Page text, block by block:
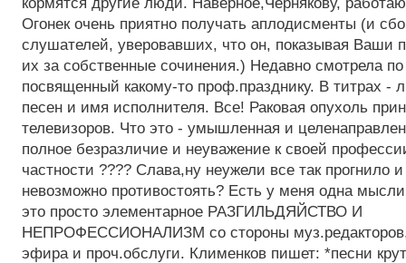
Огонек очень приятно получать аплодисменты (и
слушателей, уверовавших, что он, показывая Ваши
их за собственные сочинения.) Недавно смотрела по
посвященный какому-то проф.празднику. В титрах -
песен и имя исполнителя. Все! Раковая опухоль
телевизоров. Что это - умышленная и
полное безразличие и неуважение к своей
частности ???? Слава,ну неужели все так прогнило
невозможно противостоять? Есть у меня одна
это просто элементарное РАЗГИЛЬДЯЙСТВО И
НЕПРОФЕССИОНАЛИЗМ со стороны
эфира и проч.обслуги. Клименков пишет: *песни